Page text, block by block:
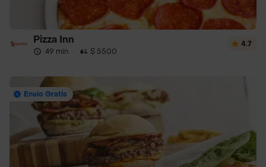
Pizza Inn
49 min · $ 5500
4.7
Envío Gratis